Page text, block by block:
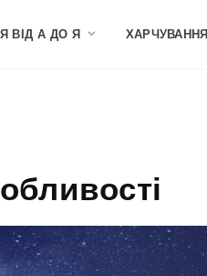
ВІД А ДО Я ХАРЧУВАННЯ